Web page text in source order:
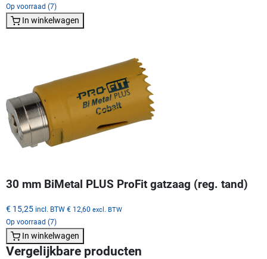
Op voorraad (7)
In winkelwagen
30 mm BiMetal PLUS ProFit gatzaag (reg. tand)
€ 15,25 incl. BTW € 12,60 excl. BTW
Op voorraad (7)
In winkelwagen
Vergelijkbare producten